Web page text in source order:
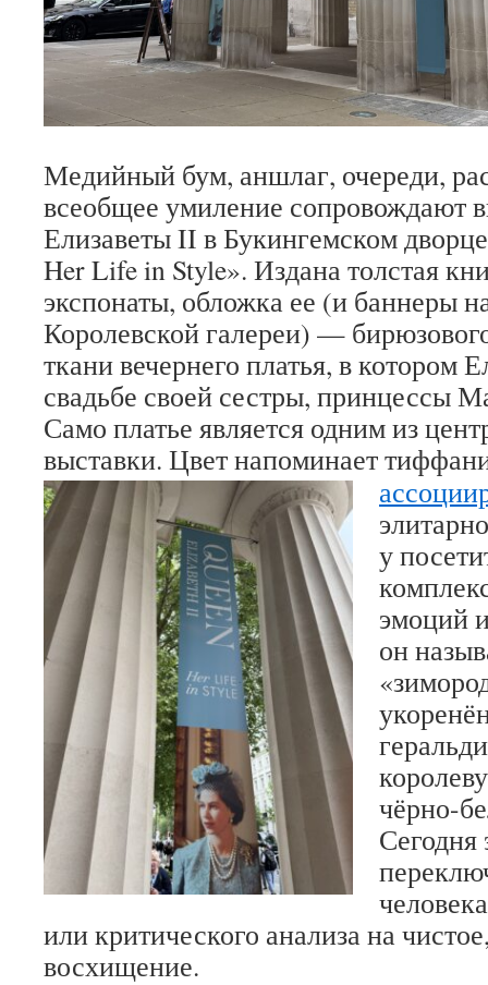
Медийный бум, аншлаг, очереди,
всеобщее умиление сопровождают
Елизаветы II в Букингемском
Her Life in Style». Издана толстая
экспонаты, обложка ее (и баннеры
Королевской галереи) —
ткани вечернего платья, в котором
свадьбе своей сестры, принцессы
Само платье является одним из
выставки. Цвет напоминает
у
эмоций
он
чёрно-
Сегодня
или критического анализа на
восхищение.